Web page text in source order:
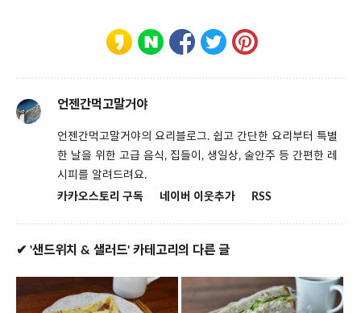
언젠간먹고말거야
언젠간먹고말거야의 요리블로그. 쉽고 간단한 요리부터 특별
한 날을 위한 고급 음식, 집들이, 생일상, 술안주 등 간편한 레
시피를 알려드려요.
카카오스토리 구독
네이버 이웃추가 RSS
✔ '샌드위치 & 샐러드' 카테고리의 다른 글